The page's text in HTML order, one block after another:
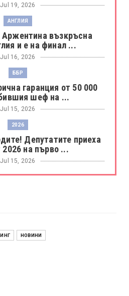
Jul 19, 2026
АНГЛИЯ
Аржентина възкръсна
и е на финал ...
Jul 16, 2026
ББР
гаранция от 50 000
шеф на ...
Jul 15, 2026
2026
Депутатите приеха
на първо ...
Jul 15, 2026
БОРАЦ
пречупи Франция и е
НОВИНИ